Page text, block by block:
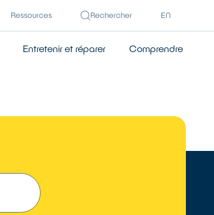
Ressources Rechercher EN
Entretenir et réparer Comprendre